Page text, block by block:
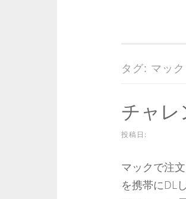
ッ
タグ: マッ
チャレ
投稿日:
マックで注
を携帯にDL